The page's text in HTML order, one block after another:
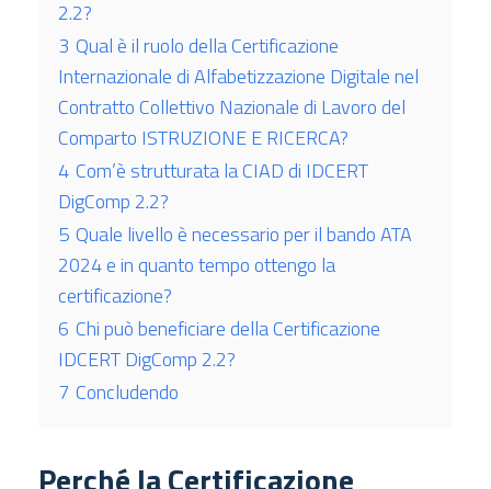
2.2?
3 Qual è il ruolo della Certificazione
Internazionale di Alfabetizzazione Digitale nel
Contratto Collettivo Nazionale di Lavoro del
Comparto ISTRUZIONE E RICERCA?
4 Com’è strutturata la CIAD di IDCERT
DigComp 2.2?
5 Quale livello è necessario per il bando ATA
2024 e in quanto tempo ottengo la
certificazione?
6 Chi può beneficiare della Certificazione
IDCERT DigComp 2.2?
7 Concludendo